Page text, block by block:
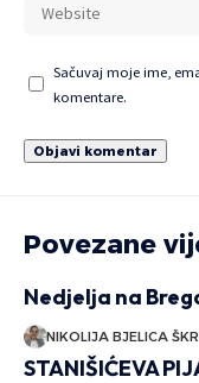
Sačuvaj moje ime,
komentare.
Povezane
Nedjelja na
NIKOLIJA BJELICA
STANIŠIĆEVA